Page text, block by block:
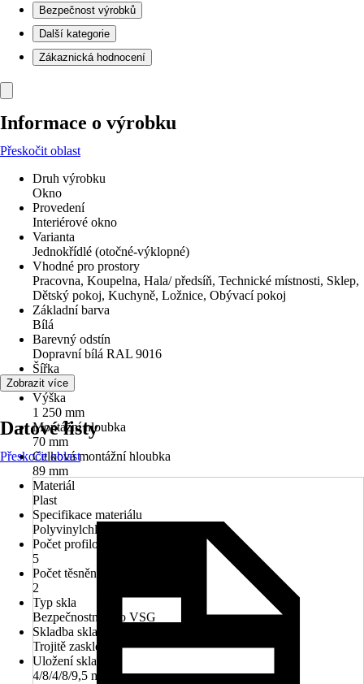
Bezpečnost výrobků
Další kategorie
Zákaznická hodnocení
Informace o výrobku
Přeskočit oblast
Druh výrobku
Okno
Provedení
Interiérové okno
Varianta
Jednokřídlé (otočné-výklopné)
Vhodné pro prostory
Pracovna, Koupelna, Hala/ předsíň, Technické místnosti, Sklep,
Dětský pokoj, Kuchyně, Ložnice, Obývací pokoj
Základní barva
Bílá
Barevný odstín
Dopravní bílá RAL 9016
Šířka
900 mm
Výška
1 250 mm
Montážní hloubka
70 mm
Celková montážní hloubka
89 mm
Materiál
Plast
Specifikace materiálu
Polyvinylchlorid (PVC)
Počet profilových komor
5
Počet těsnění
2
Typ skla
Bezpečnostní sklo VSG
Skladba skla
Trojitě zasklené
Uložení skla
4/8/4/8/9,5 mm
Zobrazit více
Datové listy
Přeskočit oblast